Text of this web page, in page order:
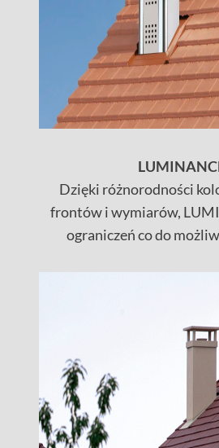
Dzięki różnorodności
frontów i wymiarów,
ograniczeń co do